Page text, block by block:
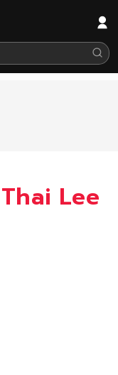
Thai Lee